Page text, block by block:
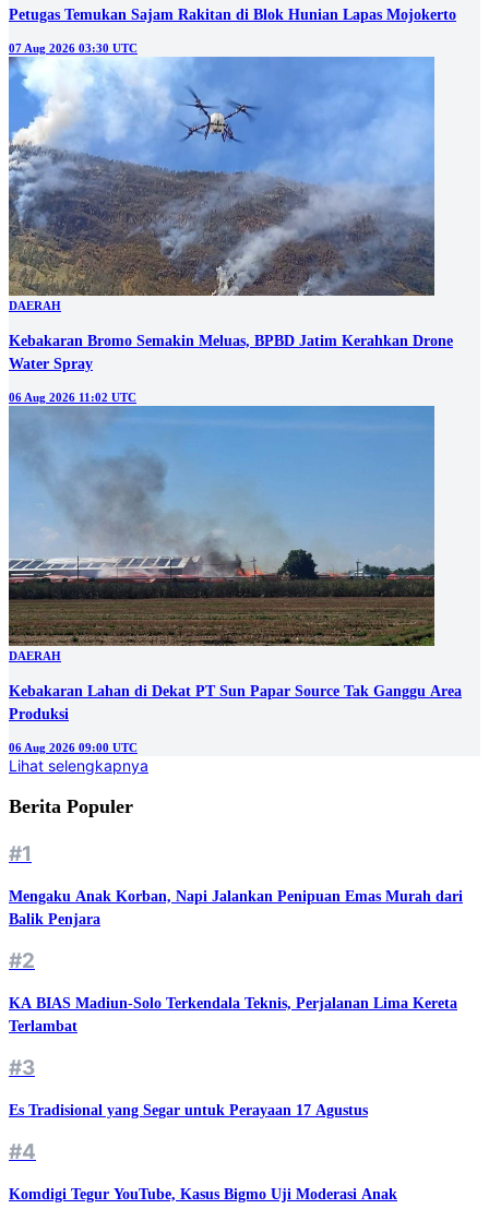
Petugas Temukan Sajam Rakitan di Blok Hunian Lapas Mojokerto
07 Aug 2026 03:30 UTC
DAERAH
Kebakaran Bromo Semakin Meluas, BPBD Jatim Kerahkan Drone
Water Spray
06 Aug 2026 11:02 UTC
DAERAH
Kebakaran Lahan di Dekat PT Sun Papar Source Tak Ganggu Area
Produksi
06 Aug 2026 09:00 UTC
Lihat selengkapnya
Berita Populer
#1
Mengaku Anak Korban, Napi Jalankan Penipuan Emas Murah dari
Balik Penjara
#2
KA BIAS Madiun-Solo Terkendala Teknis, Perjalanan Lima Kereta
Terlambat
#3
Es Tradisional yang Segar untuk Perayaan 17 Agustus
#4
Komdigi Tegur YouTube, Kasus Bigmo Uji Moderasi Anak